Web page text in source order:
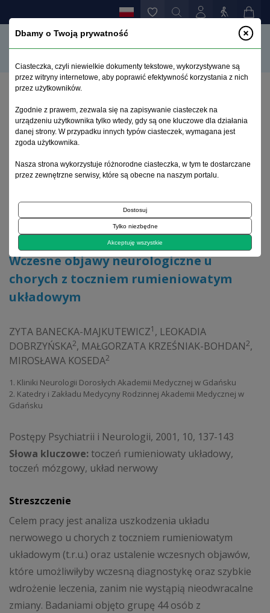
Wczesne objawy neurologiczne u chorych z toczniem
rumieniowatym układowym
Archiwum 1992–2014
2001, tom 10, zeszyt 2
Choroby układowe tkanki łącznej
Wczesne objawy neurologiczne u
chorych z toczniem rumieniowatym
układowym
ZYTA BANECKA-MAJKUTEWICZ1 , LEOKADIA
DOBRZYŃSKA2, MAŁGORZATA KRZEŚNIAK-BOHDAN2,
MIROSŁAWA KOSEDA2
1. Kliniki Neurologii Dorosłych Akademii Medycznej w Gdańsku
2. Katedry i Zakładu Medycyny Rodzinnej Akademii Medycznej w
Gdańsku
Postępy Psychiatrii i Neurologii, 2001, 10, 137-143
Słowa kluczowe: toczeń rumieniowaty układowy,
toczeń mózgowy, układ nerwowy
Streszczenie
Celem pracy jest analiza uszkodzenia układu
nerwowego u chorych z toczniem rumieniowatym
układowym (t.r.u.) oraz ustalenie wczesnych objawów,
które umożliwiłyby wczesną diagnostykę oraz szybkie
wdrożenie leczenia, zanim nie wystąpią nieodwracalne
zmiany. Badaniami objęto grupę 44 osób z
Dbamy o Twoją prywatność
Ciasteczka, czyli niewielkie dokumenty tekstowe, wykorzystywane są
przez witryny internetowe, aby poprawić efektywność korzystania z nich
przez użytkowników.
Zgodnie z prawem, zezwala się na zapisywanie ciasteczek na
urządzeniu użytkownika tylko wtedy, gdy są one kluczowe dla działania
danej strony. W przypadku innych typów ciasteczek, wymagana jest
zgoda użytkownika.
Nasza strona wykorzystuje różnorodne ciasteczka, w tym te dostarczane
przez zewnętrzne serwisy, które są obecne na naszym portalu.
Dostosuj
Tylko niezbędne
Akceptuję wszystkie